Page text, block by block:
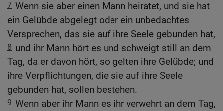
7 Wenn sie aber einen Mann heiratet, und sie hat
ein Gelübde abgelegt oder ein unbedachtes
Versprechen, das sie auf ihre Seele gebunden hat,
8 und ihr Mann hört es und schweigt still an dem
Tag, da er davon hört, so gelten ihre Gelübde; und
ihre Verpflichtungen, die sie auf ihre Seele
gebunden hat, sollen bestehen.
9 Wenn aber ihr Mann es ihr verwehrt an dem Tag,